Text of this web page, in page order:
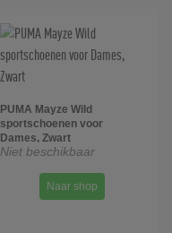
PUMA Mayze Wild
sportschoenen voor
Dames, Zwart
Niet beschikbaar
Naar shop